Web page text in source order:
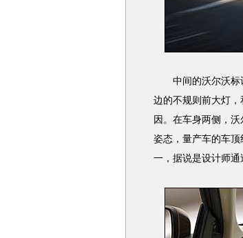
中间的沃尔沃标识
边的不规则前大灯
因。在车身两侧，
姿态，量产车的车
一，据说是设计师通